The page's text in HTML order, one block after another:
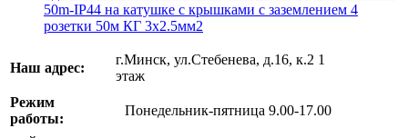
50m-IP44 на катушке c крышками с заземлением 4
розетки 50м КГ 3x2.5мм2
Наш адрес:
г.Минск, ул.Стебенева, д.16, к.2 1
этаж
Режим
работы:
Понедельник-пятница 9.00-17.00